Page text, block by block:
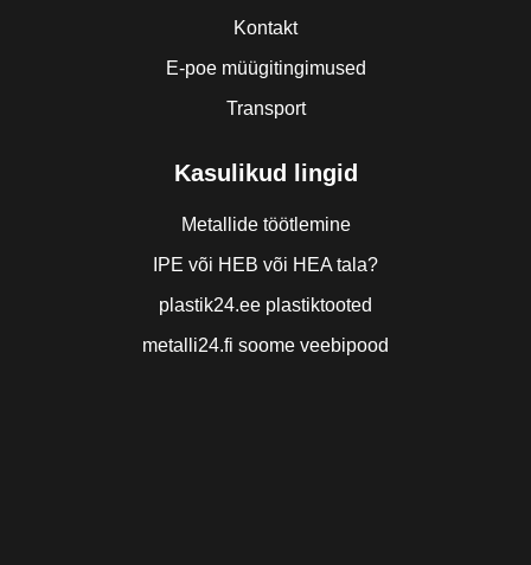
Kontakt
E-poe müügitingimused
Transport
Kasulikud lingid
Metallide töötlemine
IPE või HEB või HEA tala?
plastik24.ee plastiktooted
metalli24.fi soome veebipood